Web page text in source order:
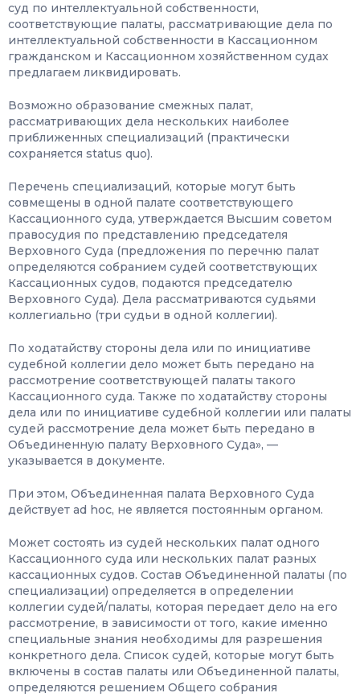
суд по интеллектуальной собственности,
соответствующие палаты, рассматривающие дела по
интеллектуальной собственности в Кассационном
гражданском и Кассационном хозяйственном судах
предлагаем ликвидировать.
Возможно образование смежных палат,
рассматривающих дела нескольких наиболее
приближенных специализаций (практически
сохраняется status quo).
Перечень специализаций, которые могут быть
совмещены в одной палате соответствующего
Кассационного суда, утверждается Высшим советом
правосудия по представлению председателя
Верховного Суда (предложения по перечню палат
определяются собранием судей соответствующих
Кассационных судов, подаются председателю
Верховного Суда). Дела рассматриваются судьями
коллегиально (три судьи в одной коллегии).
По ходатайству стороны дела или по инициативе
судебной коллегии дело может быть передано на
рассмотрение соответствующей палаты такого
Кассационного суда. Также по ходатайству стороны
дела или по инициативе судебной коллегии или палаты
судей рассмотрение дела может быть передано в
Объединенную палату Верховного Суда», —
указывается в документе.
При этом, Объединенная палата Верховного Суда
действует ad hoc, не является постоянным органом.
Может состоять из судей нескольких палат одного
Кассационного суда или нескольких палат разных
кассационных судов. Состав Объединенной палаты (по
специализации) определяется в определении
коллегии судей/палаты, которая передает дело на его
рассмотрение, в зависимости от того, какие именно
специальные знания необходимы для разрешения
конкретного дела. Список судей, которые могут быть
включены в состав палаты или Объединенной палаты,
определяются решением Общего собрания